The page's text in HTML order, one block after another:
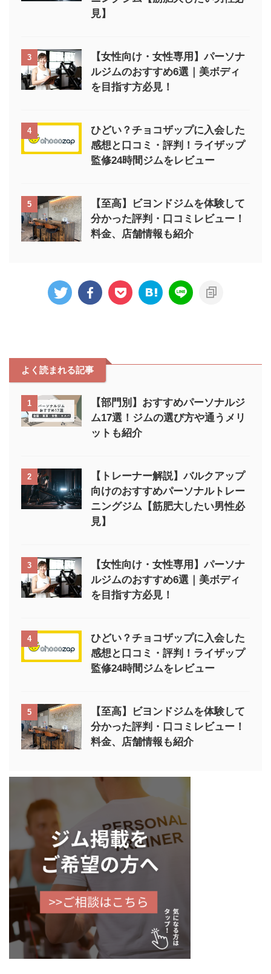
見】
3
【女性向け・女性専用】パーソナ
ルジムのおすすめ6選｜美ボディ
を目指す方必見！
4
ひどい？チョコザップに入会した
感想と口コミ・評判！ライザップ
監修24時間ジムをレビュー
5
【至高】ビヨンドジムを体験して
分かった評判・口コミレビュー！
料金、店舗情報も紹介
よく読まれる記事
1
【部門別】おすすめパーソナルジ
ム17選！ジムの選び方や通うメリ
ットも紹介
2
【トレーナー解説】バルクアップ
向けのおすすめパーソナルトレー
ニングジム【筋肥大したい男性必
見】
3
【女性向け・女性専用】パーソナ
ルジムのおすすめ6選｜美ボディ
を目指す方必見！
4
ひどい？チョコザップに入会した
感想と口コミ・評判！ライザップ
監修24時間ジムをレビュー
5
【至高】ビヨンドジムを体験して
分かった評判・口コミレビュー！
料金、店舗情報も紹介